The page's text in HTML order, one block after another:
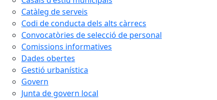
Catàleg de serveis
Codi de conducta dels alts càrrecs
Convocatòries de selecció de personal
Comissions informatives
Dades obertes
Gestió urbanística
Govern
Junta de govern local